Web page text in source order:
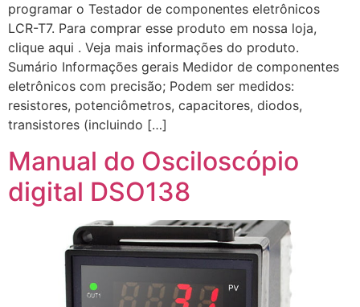
programar o Testador de componentes eletrônicos
LCR-T7. Para comprar esse produto em nossa loja,
clique aqui . Veja mais informações do produto.
Sumário Informações gerais Medidor de componentes
eletrônicos com precisão; Podem ser medidos:
resistores, potenciômetros, capacitores, diodos,
transistores (incluindo […]
Manual do Osciloscópio
digital DSO138